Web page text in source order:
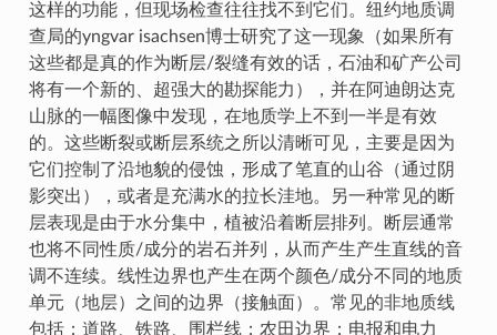
这样的功能，但现场检查往往找不到它们。纽约地质调
查局的yngvar isachsen博士研究了这一现象（如果所有
这些都是真的作为断层/裂缝有效的话，石油和矿产公司
将有一个新的、超强大的勘探能力），并在阿迪朗达克
山脉的一幅图像中发现，在地质学上不到一半是有效
的。这些断裂或断层系统之所以清晰可见，主要是因为
它们控制了沿地貌的侵蚀，形成了笔直的山谷（通过阴
影突出），或者是充满水的拉长洼地。另一种常见的断
层表现是由于水分集中，植被沿着断层排列。断层通常
也将不同性质/成分的岩石并列，从而产生产生直线的音
调不连续。线性边界也产生在两个颜色/成分不同的地质
单元（地层）之间的边界（接触面）。常见的非地质线
包括：道路、铁路、围栏线；农田边界；电报和电力